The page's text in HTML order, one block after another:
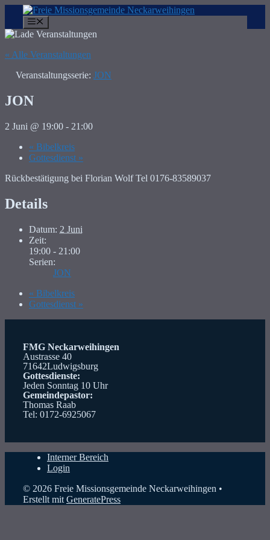
Inhalt
springen
« Alle Veranstaltungen
Veranstaltungsserie: JON
JON
2 Juni @ 19:00 - 21:00
« Bibelkreis
Gottesdienst »
Rückbestätigung bei Florian Wolf Tel 0176-83589037
Details
Datum: 2 Juni
Zeit:
19:00 - 21:00
Serien:
JON
« Bibelkreis
Gottesdienst »
FMG Neckarweihingen
Austrasse 40
71642Ludwigsburg
Gottesdienste:
Jeden Sonntag 10 Uhr
Gemeindepastor:
Thomas Raab
Tel: 0172-6925067
Interner Bereich
Login
© 2026 Freie Missionsgemeinde Neckarweihingen •
Erstellt mit GeneratePress